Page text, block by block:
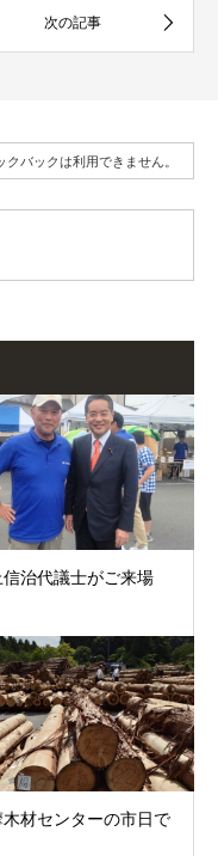
クバックは利用できません。
治代議士がご来場
木材センターの市日で